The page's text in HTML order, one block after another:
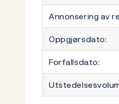
Annonsering av
Oppgjørsdato:
Forfallsdato: